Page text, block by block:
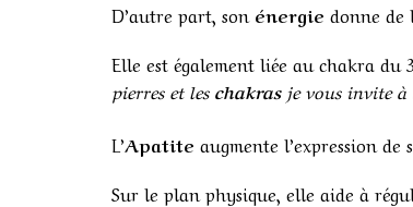
D’autre part, son énergie donne
Elle est également liée au chakra du 3
pierres et les chakrasje vous invite
L’Apatite augmente l’expression
Sur le plan physique, elle aide à